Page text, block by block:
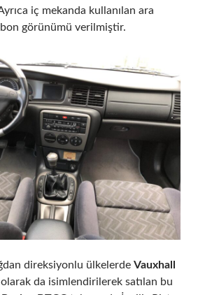
iç mekanda kullanılan ara
görünümü verilmiştir.
direksiyonlu ülkelerde Vauxhall
da isimlendirilerek satılan bu